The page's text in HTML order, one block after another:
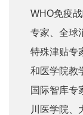
WHO免疫
专家、全球
特殊津贴专
和医学院教
国际智库专
川医学院、